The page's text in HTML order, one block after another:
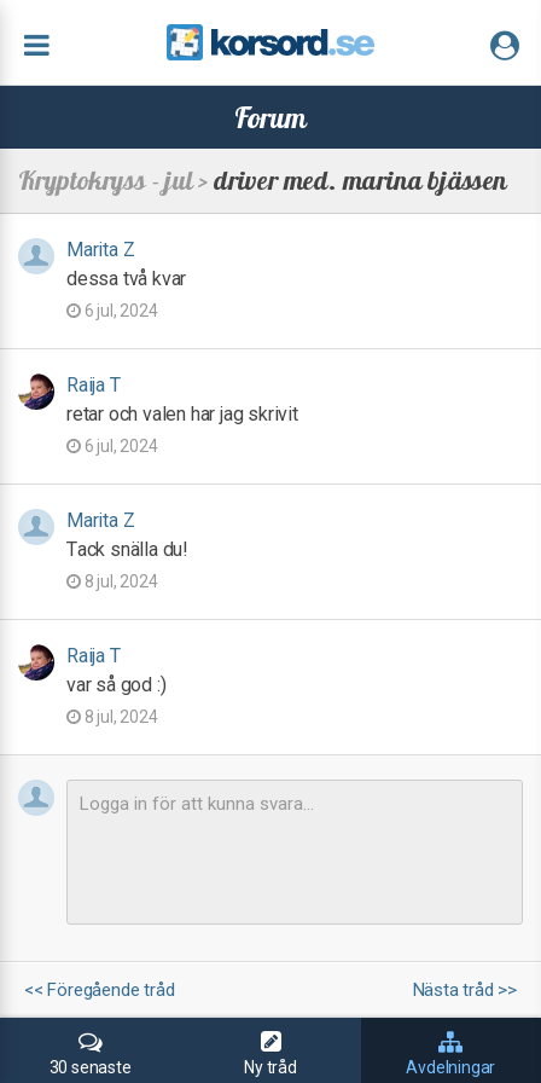
Forum
Kryptokryss - jul >driver med. marina bjässen
Marita Z
dessa två kvar
6 jul, 2024
Raija T
retar och valen har jag skrivit
6 jul, 2024
Marita Z
Tack snälla du!
8 jul, 2024
Raija T
var så god :)
8 jul, 2024
<< Föregående tråd Nästa tråd >>
30 senaste Ny tråd Avdelningar